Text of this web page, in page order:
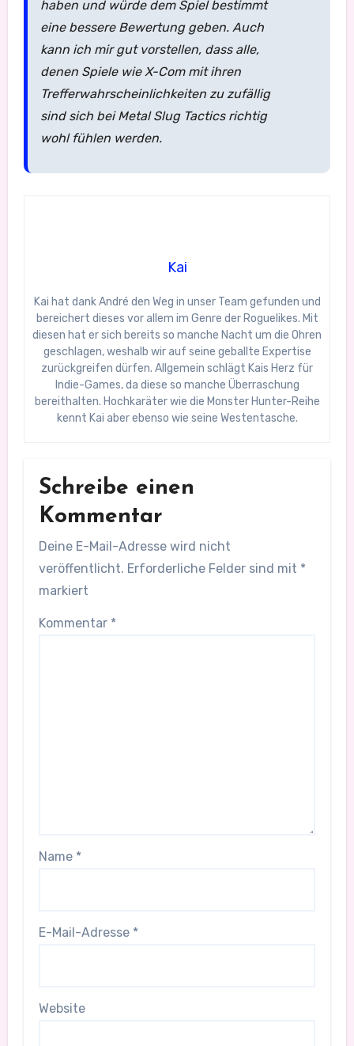
haben und würde dem Spiel bestimmt
eine bessere Bewertung geben. Auch
kann ich mir gut vorstellen, dass alle,
denen Spiele wieX-Com mit ihren
Trefferwahrscheinlichkeiten zu zufällig
sind sich beiMetal Slug Tactics richtig
wohl fühlen werden.
Kai
Kai hat dank André den Weg in unser Team gefunden und
bereichert dieses vor allem im Genre der Roguelikes. Mit
diesen hat er sich bereits so manche Nacht um die Ohren
geschlagen, weshalb wir auf seine geballte Expertise
zurückgreifen dürfen. Allgemein schlägt Kais Herz für
Indie-Games, da diese so manche Überraschung
bereithalten. Hochkaräter wie die Monster Hunter-Reihe
kennt Kai aber ebenso wie seine Westentasche.
Schreibe einen
Kommentar
Deine E-Mail-Adresse wird nicht
veröffentlicht. Erforderliche Felder sind mit *
markiert
Kommentar *
Name *
E-Mail-Adresse *
Website